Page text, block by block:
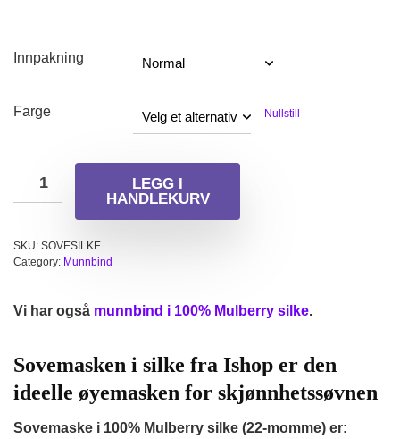
Innpakning
Farge Nullstill
LEGG I
HANDLEKURV
SKU: SOVESILKE
Category: Munnbind
Vi har også munnbind i 100% Mulberry silke.
Sovemasken i silke fra Ishop er den
ideelle øyemasken for skjønnhetssøvnen
Sovemaske i 100% Mulberry silke (22-momme) er: